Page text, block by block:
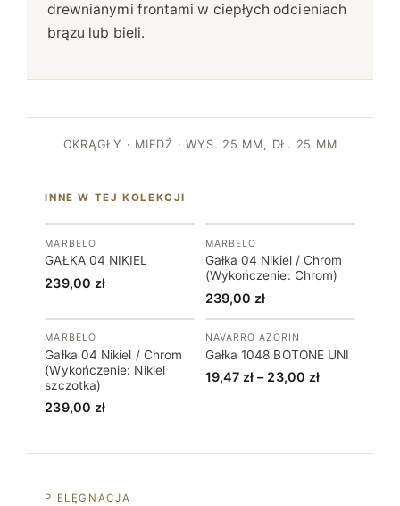
drewnianymi frontami w ciepłych odcieniach
brązu lub bieli.
OKRĄGŁY · MIEDŹ · WYS. 25 MM, DŁ. 25 MM
INNE W TEJ KOLEKCJI
MARBELO
GAŁKA 04 NIKIEL
239,00 zł
MARBELO
Gałka 04 Nikiel / Chrom
(Wykończenie: Chrom)
239,00 zł
MARBELO
Gałka 04 Nikiel / Chrom
(Wykończenie: Nikiel
szczotka)
239,00 zł
NAVARRO AZORIN
Gałka 1048 BOTONE UNI
19,47 zł – 23,00 złZakres
do
PIELĘGNACJA